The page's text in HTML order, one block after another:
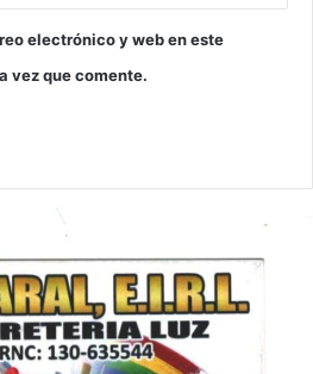
electrónico y web en este
vez que comente.